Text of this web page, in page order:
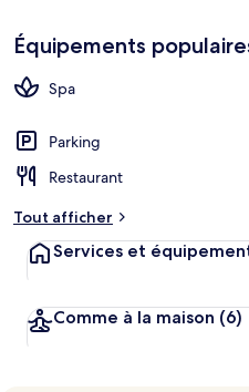
Équipements
Spa
Parking
Restaurant
Tout afficher
Services et
Comme à la maison (6)